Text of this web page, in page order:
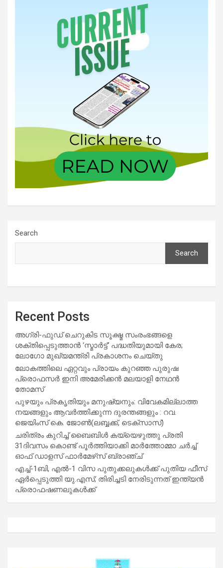
Search
Search
Recent Posts
അഗ്രി-ഫുഡ് ചെറുകിട സൂക്ഷ്മ സംരംഭങ്ങളെ
ശക്തിപ്പെടുത്താന്‍ ‘സ്മാര്‍ട്ട്’ പദ്ധതിയുമായി കേര;
ലോഗോ മുഖ്യമന്ത്രി പ്രകാശനം ചെയ്തു
ലോകത്തിലെ ഏറ്റവും പ്രായം കുറഞ്ഞ പുരുഷ
പ്രൊഫസർ ഇനി അമേരിക്കൻ മലയാളി നേഥൻ
തോമസ്
പുഴയും പ്രകൃതിയും മനുഷ്യനും: വിവേകമില്ലാത്ത
നയങ്ങളും ആവർത്തിക്കുന്ന ദുരന്തങ്ങളും : റവ.
ജെയിംസ് കെ. ജോൺ(ലബ്ബക്ക്, ടെക്സാസ്)
ചരിത്രം കുറിച്ച് ബൈബിൾ കയ്യെഴുത്തു പ്രതി
31ദിവസം കൊണ്ട് പൂർത്തിയാക്കി മാർത്തോമ്മാ ചർച്ച്
ഓഫ് ഡാളസ് ഫാർമേഴ്‌സ് ബ്രാഞ്ച്
എച്ച്-1ബി, എൽ-1 വിസ പുതുക്കലുകൾക്ക് പുതിയ ഫീസ്
ഏർപ്പെടുത്തി യു.എസ്; തിരിച്ചടി നേരിടുന്നത് ഇന്ത്യൻ
പ്രൊഫഷണലുകൾക്ക്